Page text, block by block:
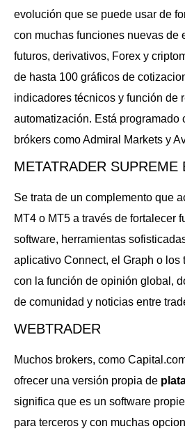
evolución que se puede usar de
con muchas funciones nuevas de
futuros, derivativos, Forex y
de hasta 100 gráficos de
indicadores técnicos y función de
automatización. Está programado
brókers como Admiral Markets y
METATRADER SUPREME
Se trata de un complemento que
MT4 o MT5 a través de fortalecer
software, herramientas
aplicativo Connect, el Graph o los
con la función de opinión global,
de comunidad y noticias entre
WEBTRADER
Muchos brokers, como
ofrecer una versión propia de
significa que es un software
para terceros y con muchas